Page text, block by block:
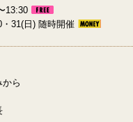
13:30
・31(日) 随時開催
ら